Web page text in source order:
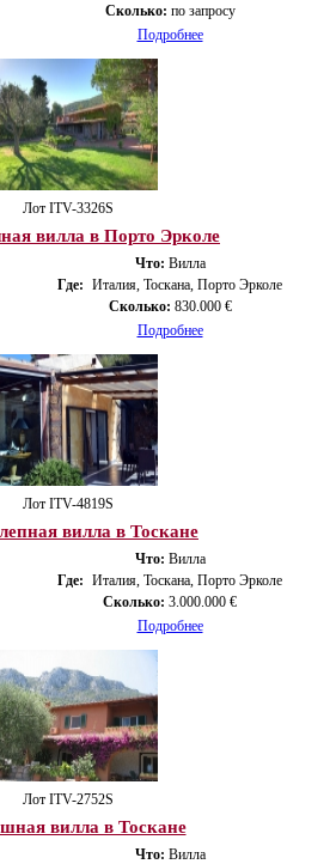
Сколько: по запросу
Подробнее
Лот ITV-3326S
вилла в Порто Эрколе
Что: Вилла
Где: Италия, Тоскана, Порто Эрколе
Сколько: 830.000 €
Подробнее
Лот ITV-4819S
вилла в Тоскане
Что: Вилла
Где: Италия, Тоскана, Порто Эрколе
Сколько: 3.000.000 €
Подробнее
Лот ITV-2752S
вилла в Тоскане
Что: Вилла